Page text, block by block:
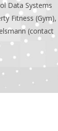
Data Systems
Fitness (Gym),
(contact